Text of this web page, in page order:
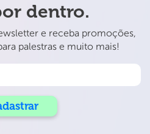
dentro.
e receba promoções,
palestras e muito mais!